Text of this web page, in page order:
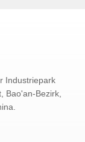
Industriepark
Bao'an-Bezirk,